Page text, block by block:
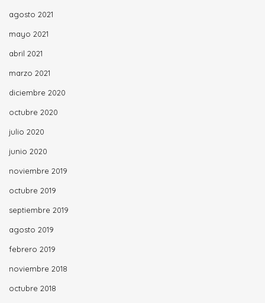
agosto 2021
mayo 2021
abril 2021
marzo 2021
diciembre 2020
octubre 2020
julio 2020
junio 2020
noviembre 2019
octubre 2019
septiembre 2019
agosto 2019
febrero 2019
noviembre 2018
octubre 2018